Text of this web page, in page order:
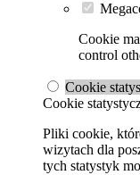
Cookie
control
Cookie
Cookie
Pliki cookie,
wizytach dla
tych statystyk